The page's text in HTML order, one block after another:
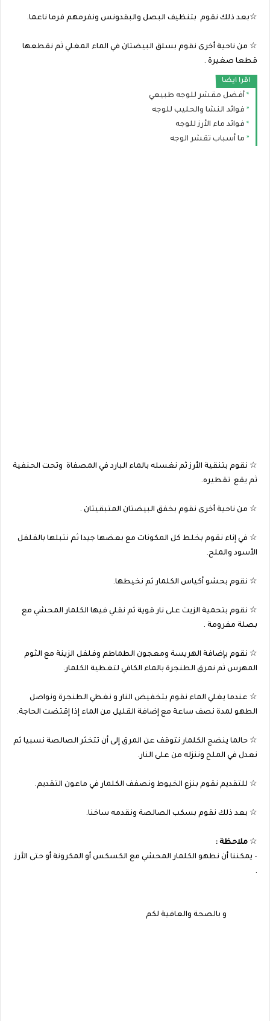
☆بعد ذلك نقوم بتنظيف البصل والبقدونس ونفرمهم فرما ناعما.
☆ من ناحية أخرى نقوم بسلق البيضتان في الماء المغلي ثم نقطعها
قطعا صغيرة .
اقرا ايضا
أفضل مقشر للوجه طبيعي
فوائد النشا والحليب للوجه
فوائد ماء الأرز للوجه
ما أسباب تقشر الوجه
☆ نقوم بتنقية الأرز ثم نغسله بالماء البارد في المصفاة وتحت الحنفية
ثم يقع تقطيره.
☆ من ناحية أخرى نقوم بخفق البيضتان المتبقيتان .
☆ في إناء نقوم بخلط كل المكونات مع بعضها جيدا ثم نتبلها بالفلفل
الأسود والملح.
☆ نقوم بحشو أكياس الكلمار ثم نخيطها.
☆ نقوم بتحمية الزيت على نار قوية ثم نقلي فيها الكلمار المحشي مع
بصلة مفرومة .
☆ نقوم بإضافة الهريسة ومعجون الطماطم وفلفل الزينة مع الثوم
المهرس ثم نمرق الطنجرة بالماء الكافي لتغطية الكلمار.
☆ عندما يغلي الماء نقوم بتخفيض النار و نغطي الطنجرة ونواصل
الطهو لمدة نصف ساعة مع إضافة القليل من الماء إذا إقتضت الحاجة.
☆ حالما ينضج الكلمار نتوقف عن المرق إلى أن تتخثر الصالصة نسبيا ثم
نعدل في الملح وننزله من على النار.
☆ للتقديم نقوم بنزع الخيوط ونصفف الكلمار في ماعون التقديم.
☆ بعد ذلك نقوم بسكب الصالصة ونقدمه ساخنا.
☆ ملاحظة :
- يمكننا أن نطهو الكلمار المحشي مع الكسكس أو المكرونة أو حتى الأرز
.
و بالصحة والعافية لكم